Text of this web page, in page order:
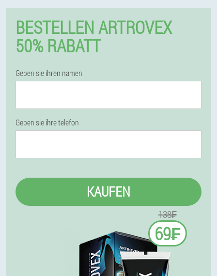
BESTELLEN ARTROVEX
50% RABATT
Geben sie ihren namen
Geben sie ihre telefon
KAUFEN
138₣
69₣